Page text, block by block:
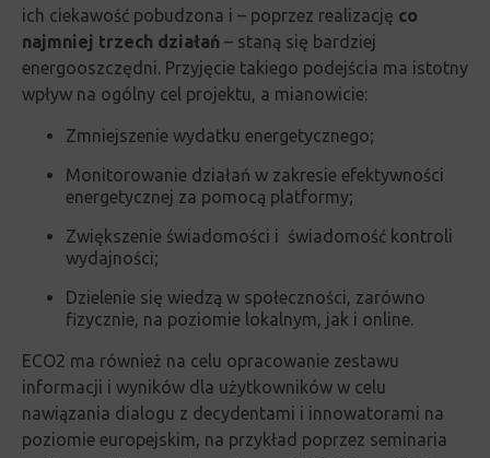
ich ciekawość pobudzona i – poprzez realizację co
najmniej trzech działań – staną się bardziej
energooszczędni. Przyjęcie takiego podejścia ma istotny
wpływ na ogólny cel projektu, a mianowicie:
Zmniejszenie wydatku energetycznego;
Monitorowanie działań w zakresie efektywności
energetycznej za pomocą platformy;
Zwiększenie świadomości i świadomość kontroli
wydajności;
Dzielenie się wiedzą w społeczności, zarówno
fizycznie, na poziomie lokalnym, jak i online.
ECO2 ma również na celu opracowanie zestawu
informacji i wyników dla użytkowników w celu
nawiązania dialogu z decydentami i innowatorami na
poziomie europejskim, na przykład poprzez seminaria